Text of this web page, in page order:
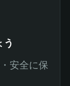
う
安全に保